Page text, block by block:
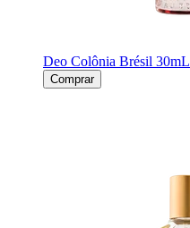
Deo Colônia Brésil 30mL
Comprar